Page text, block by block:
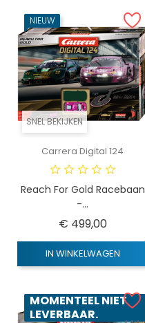
SNEL BEKIJKEN
NIEUW
Carrera Digital 124
Reach For Gold Racebaan
-...
€ 499,00Prijs
IN WINKELWAGEN
MOMENTEEL NIET
LEVERBAAR.